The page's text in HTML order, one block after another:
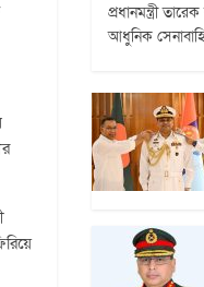
প্রধানমন্ত্রী
আধুনিক